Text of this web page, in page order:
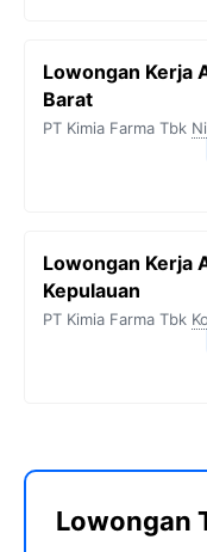
Lowongan Kerja
Barat
PT Kimia Farma Tbk
Lowongan Kerja
Kepulauan
PT Kimia Farma Tbk
Lowongan